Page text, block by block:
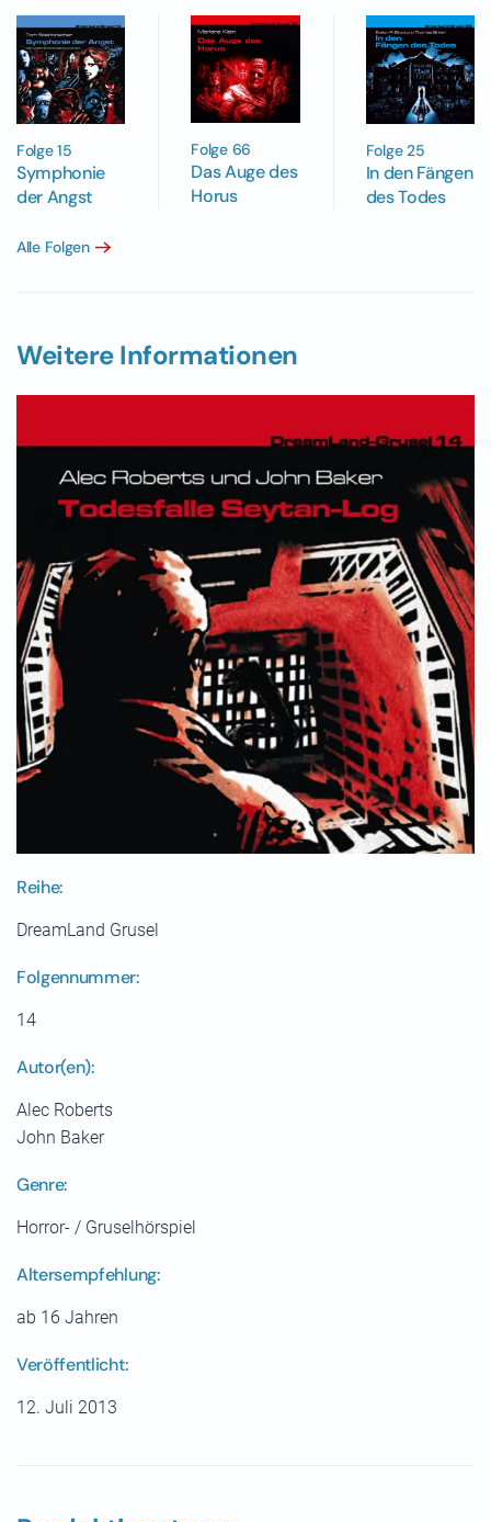
Folge 15
Symphonie
der Angst
Folge 66
Das Auge des
Horus
Folge 25
In den Fängen
des Todes
Alle Folgen
Weitere Informationen
Reihe:
DreamLand Grusel
Folgennummer:
14
Autor(en):
Alec Roberts
John Baker
Genre:
Horror- / Gruselhörspiel
Altersempfehlung:
ab 16 Jahren
Veröffentlicht:
12. Juli 2013